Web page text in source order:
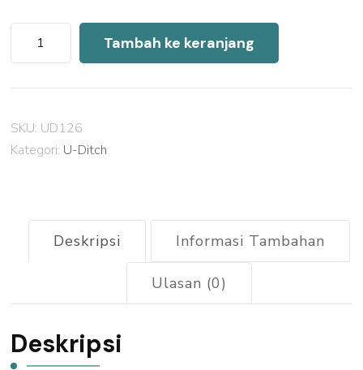
Kuantitas
Harga
U
Precast
Sawah
Tambah ke keranjang
SKU: UD126
Kategori: U-Ditch
Deskripsi Informasi Tambahan
Ulasan (0)
Deskripsi